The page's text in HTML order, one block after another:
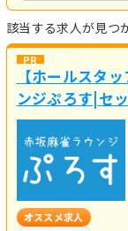
該当する求人が見つ
【ホールスタ
ンジぷろす|セ
オススメ求人